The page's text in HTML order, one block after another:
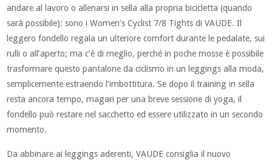
andare al lavoro o allenarsi in sella alla propria bicicletta (quando
sarà possibile): sono i Women’s Cyclist 7/8 Tights di VAUDE. Il
leggero fondello regala un ulteriore comfort durante le pedalate, sui
rulli o all’aperto; ma c’è di meglio, perché in poche mosse è possibile
trasformare questo pantalone da ciclismo in un leggings alla moda,
semplicemente estraendo l’imbottitura. Se dopo il training in sella
resta ancora tempo, magari per una breve sessione di yoga, il
fondello può restare nel sacchetto ed essere utilizzato in un secondo
momento.
Da abbinare ai leggings aderenti, VAUDE consiglia il nuovo